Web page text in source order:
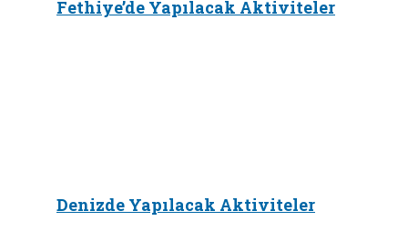
Fethiye’de Yapılacak Aktiviteler
Denizde Yapılacak Aktiviteler